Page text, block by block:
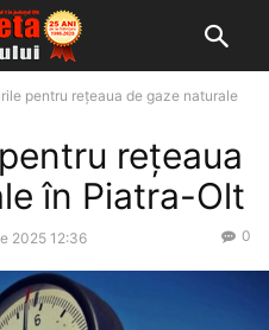
pentru rețeaua de gaze naturale
rețeaua
în Piatra-Olt
2025 12:36 0